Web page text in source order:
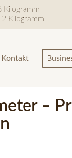
Kilogramm
Kilogramm
Kontakt
–